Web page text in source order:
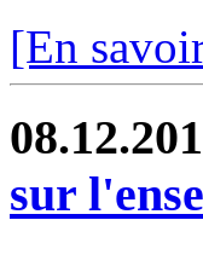
[En
sur